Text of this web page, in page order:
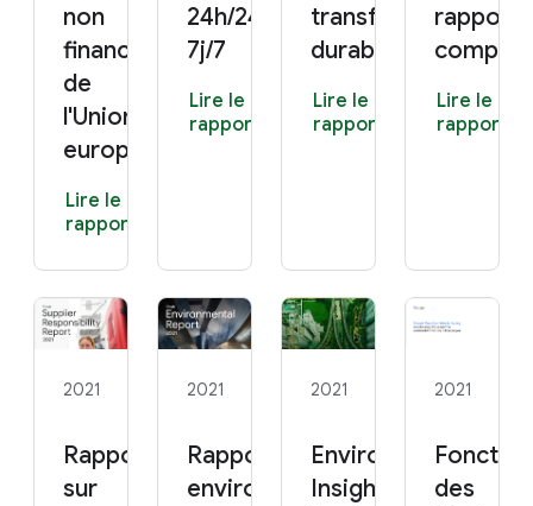
non
financières
de
l'Union
européenne)
Lire le
rapport
24h/24,
7j/7
Lire le
rapport
transformation
durable
Lire le
rapport
rapport
complet
Lire le
rapport
2021
Rapport 2021
sur
2021
Rapport
environnemental 2021
2021
Environmental
Insights
2021
des